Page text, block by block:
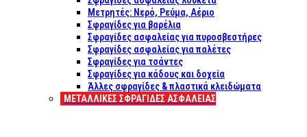
Μετρητές: Νερό, Ρεύμα, Αέριο
Σφραγίδες για βαρέλια
Σφραγίδες ασφαλείας για πυροσβεστήρες
Σφραγίδες ασφαλείας για παλέτες
Σφραγίδες για τσάντες
Σφραγίδες για κάδους και δοχεία
Άλλες σφραγίδες & πλαστικά κλειδώματα
ΜΕΤΑΛΛΙΚΕΣ ΣΦΡΑΓΙΔΕΣ ΑΣΦΑΛΕΙΑΣ